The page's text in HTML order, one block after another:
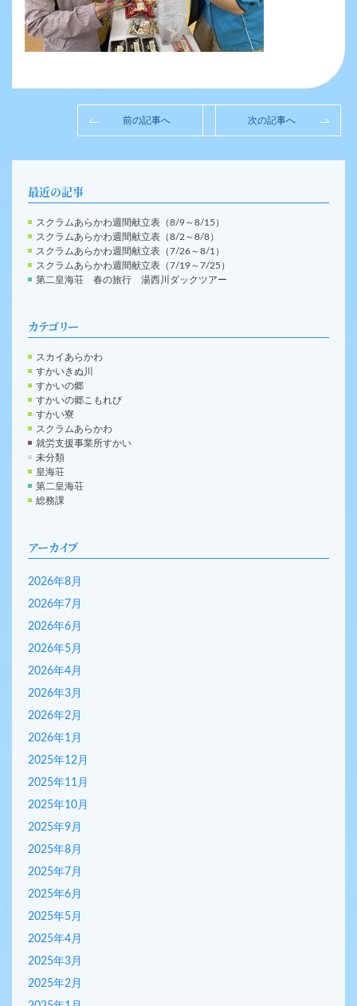
前の記事へ 次の記事へ
最近の記事
スクラムあらかわ週間献立表（8/9～8/15）
スクラムあらかわ週間献立表（8/2～8/8）
スクラムあらかわ週間献立表（7/26～8/1）
スクラムあらかわ週間献立表（7/19～7/25）
第二皇海荘 春の旅行 湯西川ダックツアー
カテゴリー
スカイあらかわ
すかいきぬ川
すかいの郷
すかいの郷こもれび
すかい寮
スクラムあらかわ
就労支援事業所すかい
未分類
皇海荘
第二皇海荘
総務課
アーカイブ
2026年8月
2026年7月
2026年6月
2026年5月
2026年4月
2026年3月
2026年2月
2026年1月
2025年12月
2025年11月
2025年10月
2025年9月
2025年8月
2025年7月
2025年6月
2025年5月
2025年4月
2025年3月
2025年2月